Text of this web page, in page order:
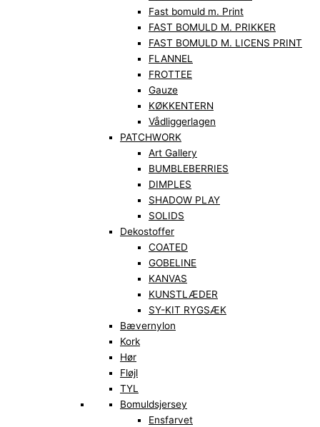
Fast bomuld m. Print
FAST BOMULD M. PRIKKER
FAST BOMULD M. LICENS PRINT
FLANNEL
FROTTEE
Gauze
KØKKENTERN
Vådliggerlagen
PATCHWORK
Art Gallery
BUMBLEBERRIES
DIMPLES
SHADOW PLAY
SOLIDS
Dekostoffer
COATED
GOBELINE
KANVAS
KUNSTLÆDER
SY-KIT RYGSÆK
Bævernylon
Kork
Hør
Fløjl
TYL
Bomuldsjersey
Ensfarvet